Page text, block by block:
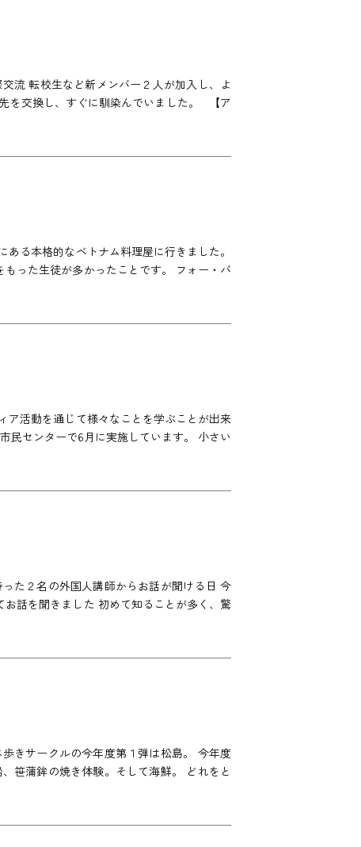
流 転校生など新メンバー２人が加入し、よ
を交換し、すぐに馴染んでいました。 【ア
る本格的なベトナム料理屋に行きました。
った生徒が多かったことです。 フォー・バ
ア活動を通じて様々なことを学ぶことが出来
民センターで6月に実施しています。 小さい
た２名の外国人講師からお話が聞ける日 今
話を聞きました 初めて知ることが多く、驚
きサークルの今年度第１弾は松島。 今年度
笹蒲鉾の焼き体験。そして海鮮。 どれをと